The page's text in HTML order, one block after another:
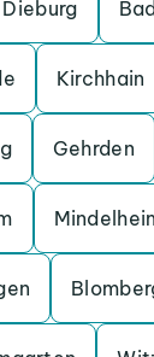
Dieburg
Kirchhain
Gehrden